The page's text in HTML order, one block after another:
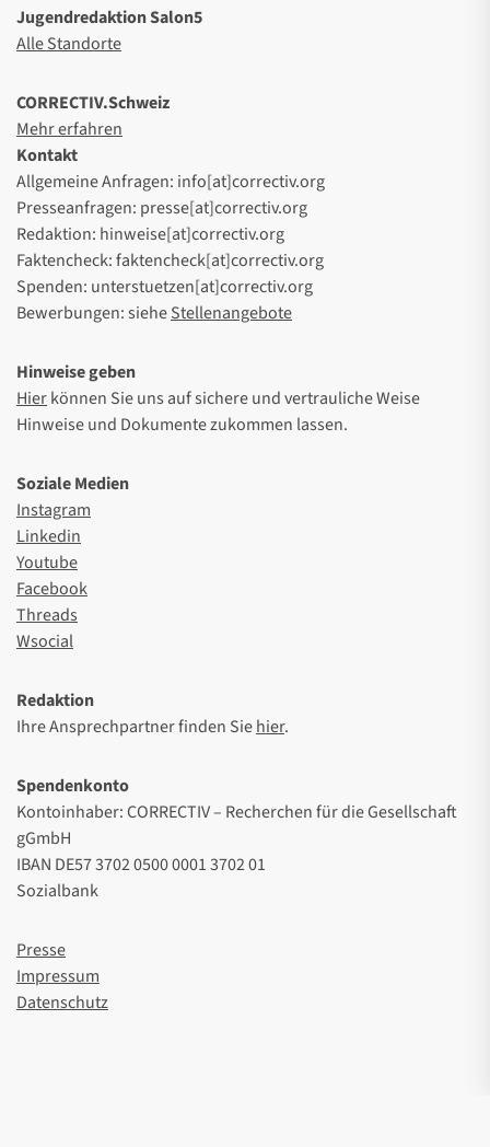
Jugendredaktion Salon5
Alle Standorte
CORRECTIV.Schweiz
Mehr erfahren
Kontakt
Allgemeine Anfragen: info[at]correctiv.org
Presseanfragen: presse[at]correctiv.org
Redaktion: hinweise[at]correctiv.org
Faktencheck: faktencheck[at]correctiv.org
Spenden: unterstuetzen[at]correctiv.org
Bewerbungen: sieheStellenangebote
Hinweise geben
Hierkönnen Sie uns auf sichere und vertrauliche Weise
Hinweise und Dokumente zukommen lassen.
Soziale Medien
Instagram
Linkedin
Youtube
Facebook
Threads
Wsocial
Redaktion
Ihre Ansprechpartner finden Siehier.
Spendenkonto
Kontoinhaber: CORRECTIV – Recherchen für die Gesellschaft
gGmbH
IBAN DE57 3702 0500 0001 3702 01
Sozialbank
Presse
Impressum
Datenschutz